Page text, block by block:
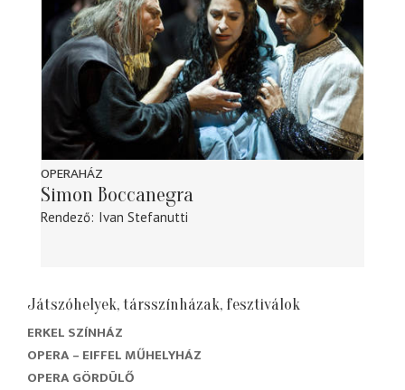
OPERAHÁZ
Simon Boccanegra
Rendező Ivan Stefanutti
Játszóhelyek, társszínházak, fesztiválok
ERKEL SZÍNHÁZ
OPERA – EIFFEL MŰHELYHÁZ
OPERA GÖRDÜLŐ